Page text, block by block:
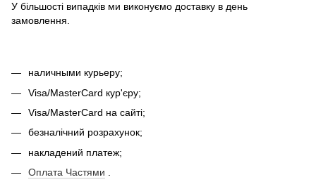
У більшості випадків ми виконуємо доставку в день
замовлення.
наличными курьеру;
Visa/MasterCard кур'єру;
Visa/MasterCard на сайті;
безналічний розрахунок;
накладений платеж;
Оплата Частями